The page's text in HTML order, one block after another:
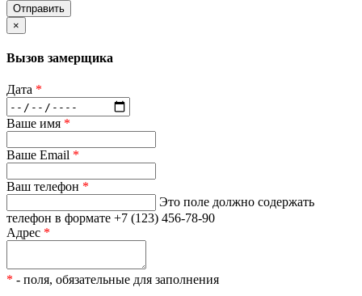
Отправить
×
Вызов замерщика
Дата *
Ваше имя *
Ваше Email *
Ваш телефон *
Это поле должно содержать
телефон в формате +7 (123) 456-78-90
Адрес *
* - поля, обязательные для заполнения